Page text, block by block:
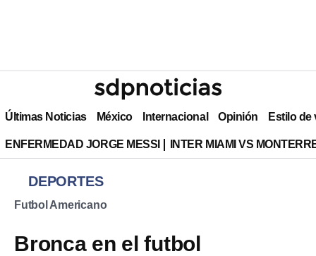
Últimas Noticias México Internacional Opinión Estilo de
ENFERMEDAD JORGE MESSI INTER MIAMI VS
DEPORTES
Futbol Americano
Bronca en el futbol